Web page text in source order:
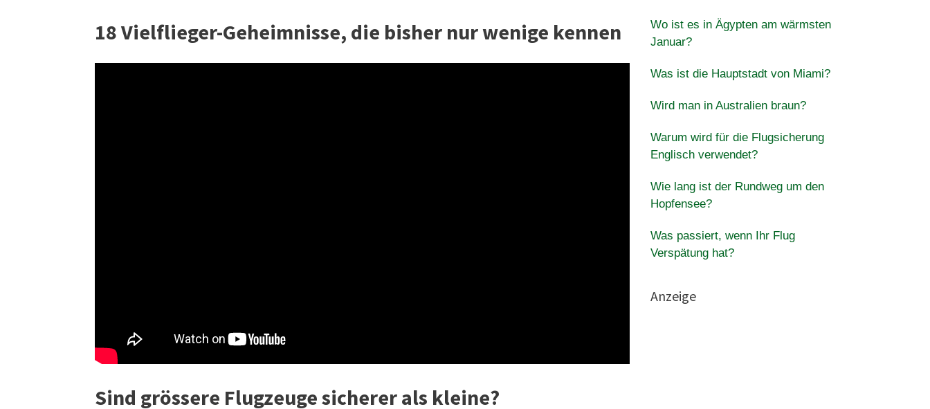
18 Vielflieger-Geheimnisse, die bisher nur wenige kennen
Sind grössere Flugzeuge sicherer als kleine?
Wo ist es in Ägypten am wärmsten
Januar?
Was ist die Hauptstadt von Miami?
Wird man in Australien braun?
Warum wird für die Flugsicherung
Englisch verwendet?
Wie lang ist der Rundweg um den
Hopfensee?
Was passiert, wenn Ihr Flug
Verspätung hat?
Anzeige